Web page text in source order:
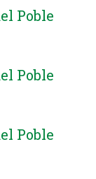
Poble
Poble
Poble